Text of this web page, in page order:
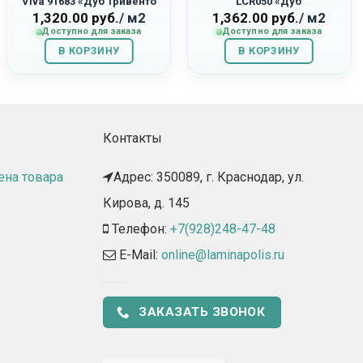
Серый»
1,320.00 руб./ м2
Доступно для заказа
В КОРЗИНУ
Оригинальный»
1,362.00 руб./ м2
Доступно для заказа
В КОРЗИНУ
товара
Контакты
Адрес: 350089, г. Краснодар, ул.
Кирова, д. 145​
Телефон: +7(928)248-47-48
E-Mail: online@laminapolis.ru
ЗАКАЗАТЬ ЗВОНОК